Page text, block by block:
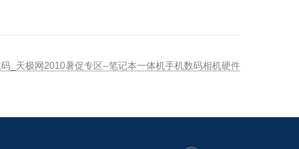
_天极网2010暑促专区--笔记本一体机手机数码相机硬件